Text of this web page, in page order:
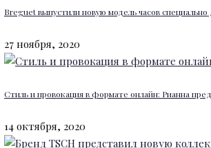
Breguet выпустили новую модель часов специально
27 ноября, 2020
Стиль и провокация в формате онлайн: Рианна
14 октября, 2020